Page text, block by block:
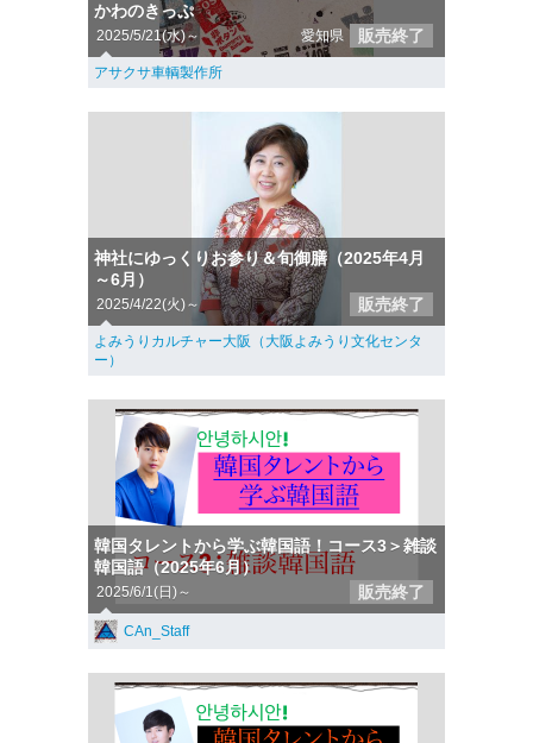
かわのきっぷ︎︎︎
2025/5/21(水)～ 愛知県 販売終了
アサクサ車輌製作所
神社にゆっくりお参り＆旬御膳（2025年4月
～6月）
2025/4/22(火)～ 販売終了
よみうりカルチャー大阪（大阪よみうり文化センタ
ー）
韓国タレントから学ぶ韓国語！コース3＞雑談
韓国語（2025年6月）
2025/6/1(日)～ 販売終了
CAn_Staff